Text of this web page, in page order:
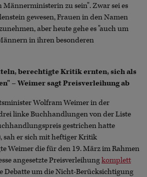
Männerministerin zu sein". Zwar sei es
gewesen, Frauen in den Namen
aber heute gehe es "auch um
in ihren besonderen
berechtigte Kritik ernten, sich als
– Weimer sagt Preisverleihung ab
Wolfram Weimer in der
linke Buchhandlungen von der Liste
gestrichen hatte
sah er sich mit heftiger Kritik
Weimer die für den 19. März im Rahmen
angesetzte Preisverleihungkomplett
Debatte um die Nicht-Berücksichtigung